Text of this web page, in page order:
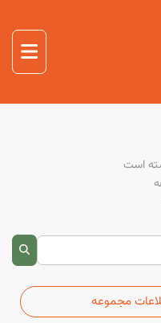
است
مجموعه